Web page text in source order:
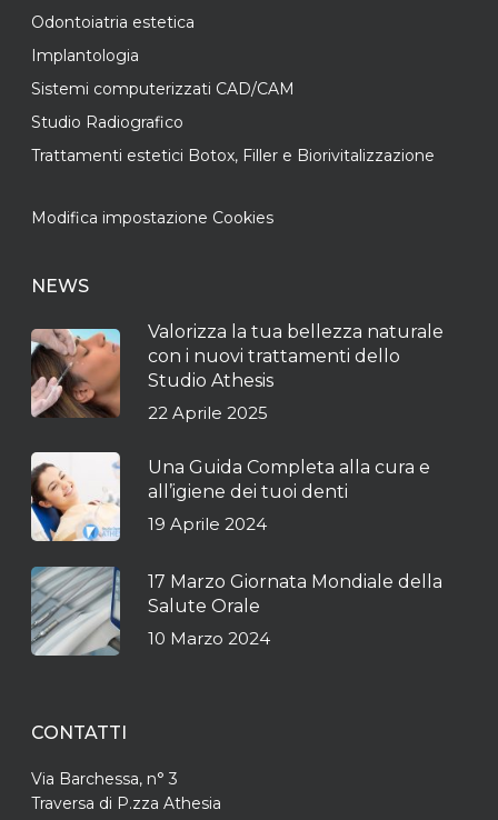
Odontoiatria estetica
Implantologia
Sistemi computerizzati CAD/CAM
Studio Radiografico
Trattamenti estetici Botox, Filler e Biorivitalizzazione
Modifica impostazione Cookies
NEWS
Valorizza la tua bellezza naturale
con i nuovi trattamenti dello
Studio Athesis
22 Aprile 2025
Una Guida Completa alla cura e
all’igiene dei tuoi denti
19 Aprile 2024
17 Marzo Giornata Mondiale della
Salute Orale
10 Marzo 2024
CONTATTI
Via Barchessa, n° 3
Traversa di P.zza Athesia